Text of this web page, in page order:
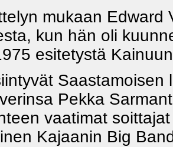
mukaan Edward
kun hän oli
esitetystä
Pekka
vaatimat
Kajaanin Big